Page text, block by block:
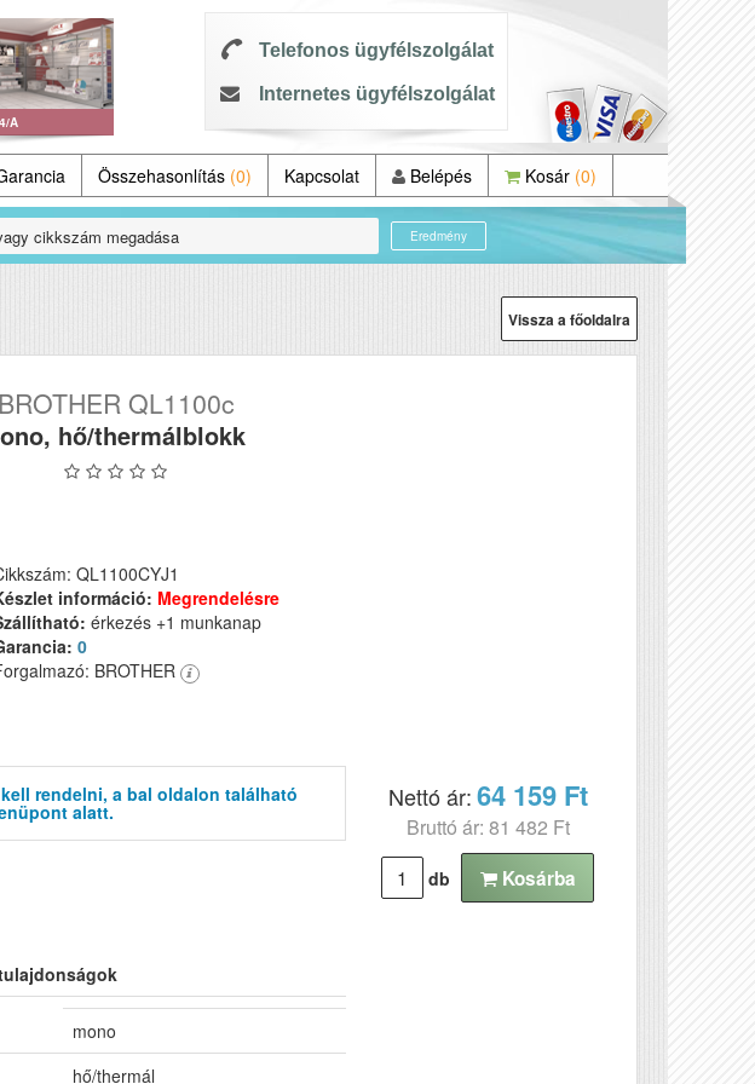
A
Telefonos ügyfélszolgálat
Internetes ügyfélszolgálat
Összehasonlítás (0) Kapcsolat Belépés Kosár (0)
Eredmény
Vissza a főoldalra
BROTHER QL1100c
hő/thermálblokk
QL1100CYJ1
információ: Megrendelésre
érkezés +1 munkanap
0
BROTHER
rendelni, a bal oldalon található
alatt.
mono
hő/thermál
Nettó ár:64 159 Ft
Bruttó ár: 81 482 Ft
db Kosárba